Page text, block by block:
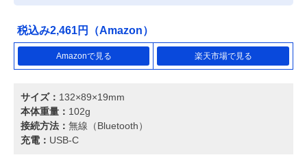
税込み2,461円（Amazon）
Amazonで見る 楽天市場で見る
サイズ： 132×89×19mm
本体重量： 102g
接続方法： 無線（Bluetooth）
充電： USB-C